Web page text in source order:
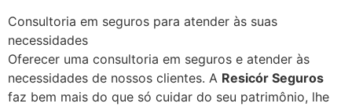
Consultoria em seguros para atender às suas
necessidades
Oferecer uma consultoria em seguros e atender às
necessidades de nossos clientes. A Resicór Seguros
faz bem mais do que só cuidar do seu patrimônio, lhe